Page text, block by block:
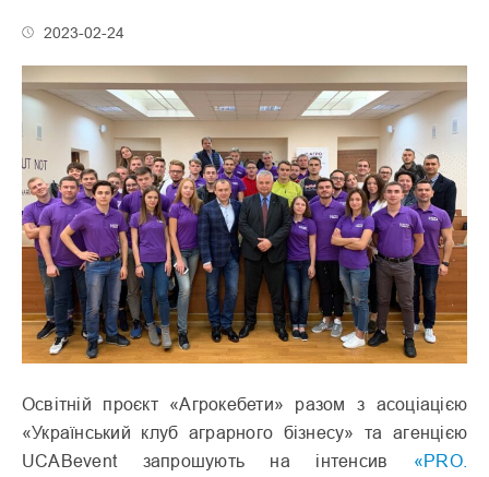
2023-02-24
Освітній проєкт «Агрокебети» разом з асоціацією
«Український клуб аграрного бізнесу» та агенцією
UCABevent запрошують на інтенсив «PRO.